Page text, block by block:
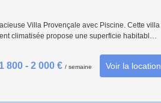
Villa Provençale avec Piscine. Cette villa
climatisée propose une superficie habitabl…
1 800 - 2 000 € / semaine Voir la location